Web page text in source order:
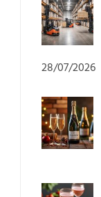
28/07/2026